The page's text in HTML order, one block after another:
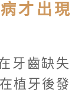
才出現
牙齒缺失
植牙後發